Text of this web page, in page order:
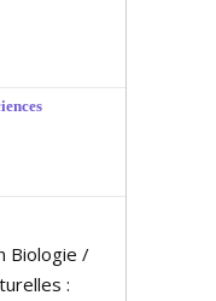
Biologie /
: